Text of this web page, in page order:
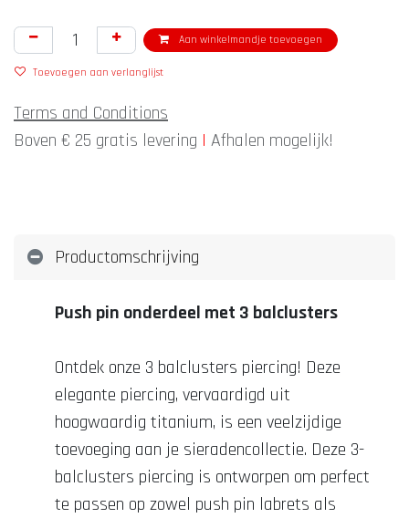
Aan winkelmandje toevoegen
Toevoegen aan verlanglijst
Terms and Conditions
Boven € 25 gratis levering | Afhalen mogelijk!
Productomschrijving
Push pin onderdeel met 3 balclusters
Ontdek onze 3 balclusters piercing! Deze
elegante piercing, vervaardigd uit
hoogwaardig titanium, is een veelzijdige
toevoeging aan je sieradencollectie. Deze 3-
balclusters piercing is ontworpen om perfect
te passen op zowel push pin labrets als